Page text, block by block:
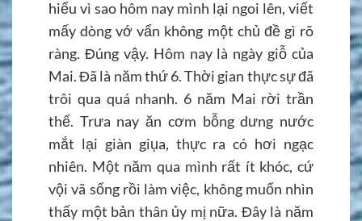
hiểu vì sao hôm nay mình lại ngoi lên, viết
mấy dòng vớ vẩn không một chủ đề gì rõ
ràng. Đúng vậy. Hôm nay là ngày giỗ của
Mai. Đã là năm thứ 6. Thời gian thực sự đã
trôi qua quá nhanh. 6 năm Mai rời trần
thế. Trưa nay ăn cơm bỗng dưng nước
mắt lại giàn giụa, thực ra có hơi ngạc
nhiên. Một năm qua mình rất ít khóc, cứ
vội vã sống rồi làm việc, không muốn nhìn
thấy một bản thân ủy mị nữa. Đây là năm